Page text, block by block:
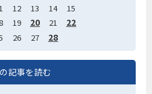
12 13 14
15
19 20 21 22
26 27 28
記事を読む